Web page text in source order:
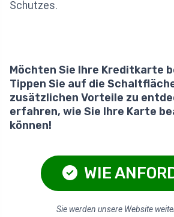
Schutzes.
Möchten Sie Ihre Kreditkarte
Tippen Sie auf die
zusätzlichen Vorteile zu
erfahren, wie Sie Ihre Karte
können!
WIE
Sie werden unsere Website